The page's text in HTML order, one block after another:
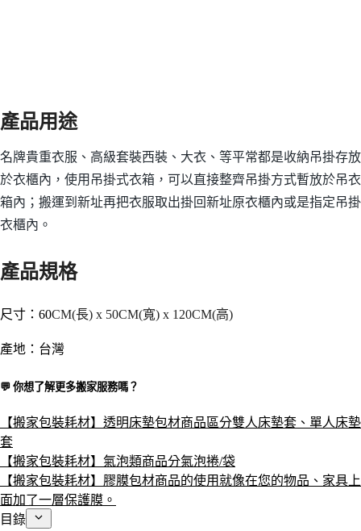
產品用途
名牌貴重衣服 、 高級套裝西裝、大衣 、 等平常都是收納吊掛存放
於衣櫃內，使用吊掛式衣箱 ，可以直接整齊吊掛方式暫放於吊衣
箱內；搬運到新址再把衣服取出掛回新址原衣櫃內或是指定吊掛
衣櫃內。
產品規格
尺寸 ：60CM(長) x 50CM(寬) x 120CM(高)
產地 ： 台灣
💬 你想了解更多搬家服務嗎？​
【搬家包裝耗材】透明床墊包材商品區分雙人床墊套、單人床墊
套
【搬家包裝耗材】氣泡類商品分氣泡捲/袋
【搬家包裝耗材】膠膜包材商品的使用就像在您的物品、家具上
面加了一層保護膜。
目錄